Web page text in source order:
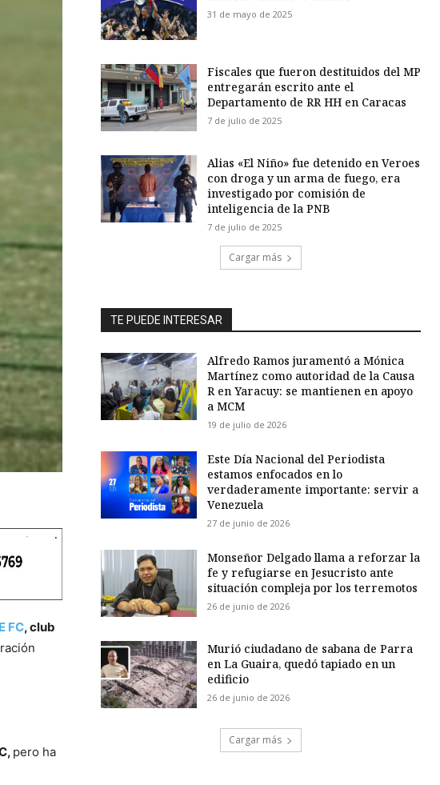
FC, club
pero ha
31 de mayo de 2025
Fiscales que fueron destituidos del MP
entregarán escrito ante el
Departamento de RR HH en Caracas
7 de julio de 2025
Alias «El Niño» fue detenido en Veroes
con droga y un arma de fuego, era
investigado por comisión de
inteligencia de la PNB
7 de julio de 2025
Cargar más
TE PUEDE INTERESAR
Alfredo Ramos juramentó a Mónica
Martínez como autoridad de la Causa
R en Yaracuy: se mantienen en apoyo
a MCM
19 de julio de 2026
Este Día Nacional del Periodista
estamos enfocados en lo
verdaderamente importante: servir a
Venezuela
27 de junio de 2026
Monseñor Delgado llama a reforzar la
fe y refugiarse en Jesucristo ante
situación compleja por los terremotos
26 de junio de 2026
Murió ciudadano de sabana de Parra
en La Guaira, quedó tapiado en un
edificio
26 de junio de 2026
Cargar más